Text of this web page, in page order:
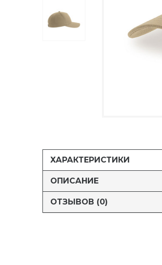
ХАРАКТЕРИСТИКИ
ОПИСАНИЕ
ОТЗЫВОВ (0)